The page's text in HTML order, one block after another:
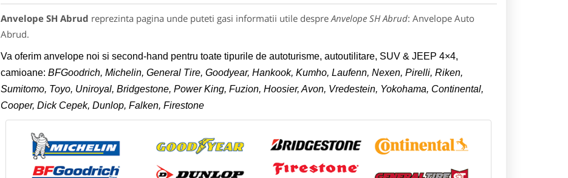
Anvelope SH Abrud reprezinta pagina unde puteti gasi informatii utile despreAnvelope SH Abrud: Anvelope Auto
Abrud.
Va oferim anvelope noi si second-hand pentru toate tipurile de autoturisme, autoutilitare, SUV & JEEP 4×4,
camioane: BFGoodrich, Michelin, General Tire, Goodyear, Hankook, Kumho, Laufenn, Nexen, Pirelli, Riken,
Sumitomo, Toyo, Uniroyal, Bridgestone, Power King, Fuzion, Hoosier, Avon, Vredestein, Yokohama, Continental,
Cooper, Dick Cepek, Dunlop, Falken, Firestone